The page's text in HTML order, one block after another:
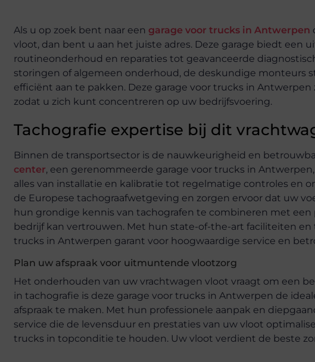
Als u op zoek bent naar een garage voor trucks in Antwerpen
vloot, dan bent u aan het juiste adres. Deze garage biedt een
routineonderhoud en reparaties tot geavanceerde
storingen of algemeen onderhoud, de deskundige monteurs
efficiënt aan te pakken. Deze garage voor trucks in
zodat u zich kunt concentreren op uw bedrijfsvoering.
Tachografie expertise bij dit
Binnen de transportsector is de nauwkeurigheid en
center, een gerenommeerde garage voor trucks in
alles van installatie en kalibratie tot regelmatige controles en
de Europese tachograafwetgeving en zorgen ervoor dat uw
hun grondige kennis van tachografen te combineren met
bedrijf kan vertrouwen. Met hun state-of-the-art faciliteiten
trucks in Antwerpen garant voor hoogwaardige service en
Plan uw afspraak voor uitmuntende vlootzorg
Het onderhouden van uw vrachtwagen vloot vraagt om een
in tachografie is deze garage voor trucks in Antwerpen de
afspraak te maken. Met hun professionele aanpak en
service die de levensduur en prestaties van uw vloot
trucks in topconditie te houden. Uw vloot verdient de beste